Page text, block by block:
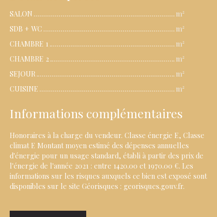
SALON
m²
SDB + WC
m²
CHAMBRE 1
m²
CHAMBRE 2
m²
SEJOUR
m²
CUISINE
m²
Informations complémentaires
Honoraires à la charge du vendeur. Classe énergie E, Classe
climat E Montant moyen estimé des dépenses annuelles
d'énergie pour un usage standard, établi à partir des prix de
l'énergie de l'année 2021 : entre 1420.00 et 1970.00 €. Les
informations sur les risques auxquels ce bien est exposé sont
disponibles sur le site Géorisques : georisques.gouv.fr.